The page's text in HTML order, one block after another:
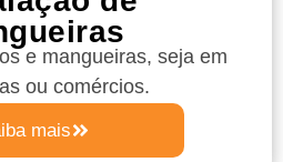
e mangueiras, seja em
ou comércios.
mais